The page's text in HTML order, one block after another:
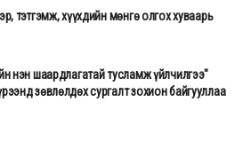
тэтгэмж, хүүхдийн мөнгө олгох хуваарь
нэн шаардлагатай тусламж үйлчилгээ"
зөвлөлдөх сургалт зохион байгууллаа